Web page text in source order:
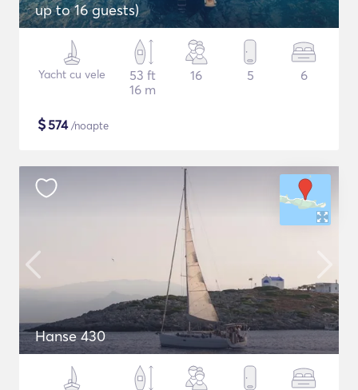
up to 16 guests)
Yacht cu vele
53 ft
16 m
16 5 6
$574/noapte
Hanse 430